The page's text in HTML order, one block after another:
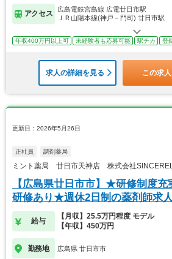
アクセス
広島電鉄宮島線 広電廿日市駅
ＪＲ山陽本線(神戸－門司) 廿日市駅
年収400万円以上可 未経験者も応募可能 駅チカ 登
求人の詳細を見る この求
更新日：2026年5月26日
正社員 調剤薬局
ミント薬局 廿日市天神店 株式会社
【広島県廿日市市】★研修制度
研修あり★週休2日制の薬剤師求人
給与
【月収】25.5万円程度 モデル
【年収】450万円
勤務地 広島県 廿日市市